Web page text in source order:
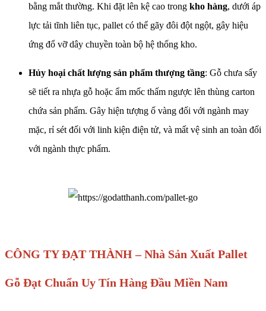
bằng mắt thường. Khi đặt lên kệ cao trong kho hàng, dưới áp
lực tải tĩnh liên tục, pallet có thể gãy đôi đột ngột, gây hiệu
ứng đổ vỡ dây chuyền toàn bộ hệ thống kho.
Hủy hoại chất lượng sản phẩm thượng tầng: Gỗ chưa sấy
sẽ tiết ra nhựa gỗ hoặc ẩm mốc thấm ngược lên thùng carton
chứa sản phẩm. Gây hiện tượng ố vàng đối với ngành may
mặc, rỉ sét đối với linh kiện điện tử, và mất vệ sinh an toàn đối
với ngành thực phẩm.
CÔNG TY ĐẠT THÀNH – Nhà Sản Xuất Pallet
Gỗ Đạt Chuẩn Uy Tín Hàng Đầu Miền Nam